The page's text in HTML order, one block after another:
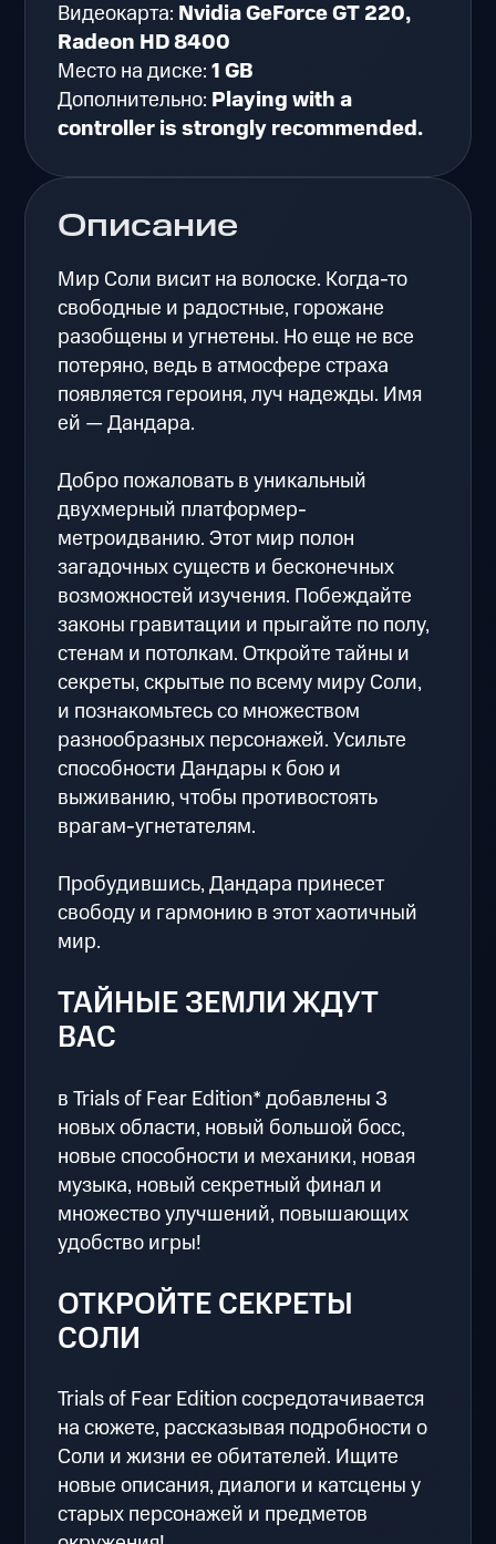
Описание
Мир Соли висит на волоске. Когда-то
свободные и радостные, горожане
разобщены и угнетены. Но еще не все
потеряно, ведь в атмосфере страха
появляется героиня, луч надежды. Имя
ей — Дандара.
Добро пожаловать в уникальный
двухмерный платформер-
метроидванию. Этот мир полон
загадочных существ и бесконечных
возможностей изучения. Побеждайте
законы гравитации и прыгайте по полу,
стенам и потолкам. Откройте тайны и
секреты, скрытые по всему миру Соли,
и познакомьтесь со множеством
разнообразных персонажей. Усильте
способности Дандары к бою и
выживанию, чтобы противостоять
врагам-угнетателям.
Пробудившись, Дандара принесет
свободу и гармонию в этот хаотичный
мир.
ТАЙНЫЕ ЗЕМЛИ ЖДУТ
ВАС
в Trials of Fear Edition* добавлены 3
новых области, новый большой босс,
новые способности и механики, новая
музыка, новый секретный финал и
множество улучшений, повышающих
удобство игры!
ОТКРОЙТЕ СЕКРЕТЫ
СОЛИ
Trials of Fear Edition сосредотачивается
на сюжете, рассказывая подробности о
Соли и жизни ее обитателей. Ищите
новые описания, диалоги и катсцены у
старых персонажей и предметов
Видеокарта: Nvidia GeForce GT 220,
Radeon HD 8400
Место на диске:1 GB
Дополнительно: Playing with a
controller is strongly recommended.